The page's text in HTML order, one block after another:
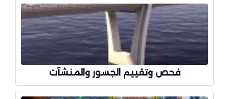
فحص وتقييم الجسور والمنشآت